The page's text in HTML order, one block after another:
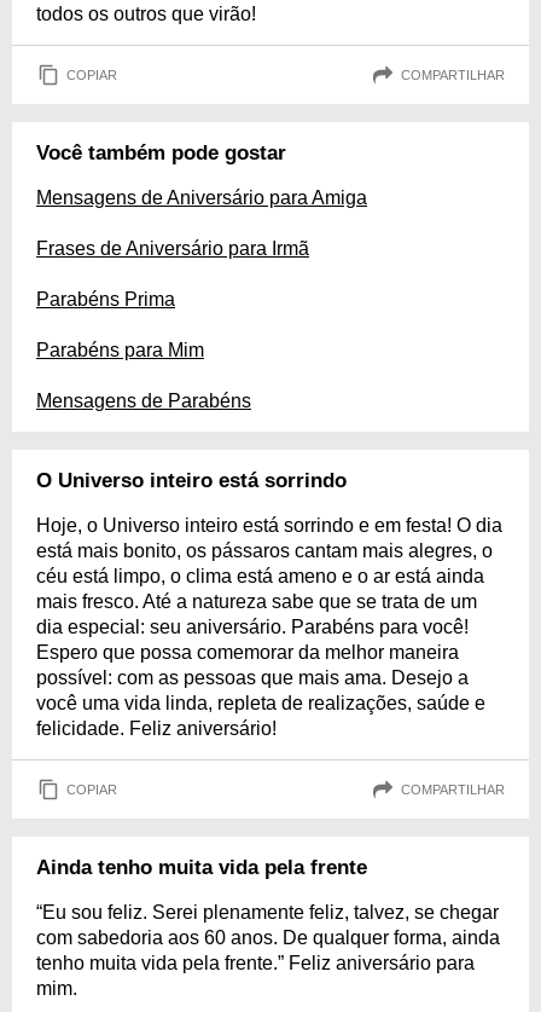
todos os outros que virão!
COPIAR COMPARTILHAR
Você também pode gostar
Mensagens de Aniversário para Amiga
Frases de Aniversário para Irmã
Parabéns Prima
Parabéns para Mim
Mensagens de Parabéns
O Universo inteiro está sorrindo
Hoje, o Universo inteiro está sorrindo e em festa! O dia
está mais bonito, os pássaros cantam mais alegres, o
céu está limpo, o clima está ameno e o ar está ainda
mais fresco. Até a natureza sabe que se trata de um
dia especial: seu aniversário. Parabéns para você!
Espero que possa comemorar da melhor maneira
possível: com as pessoas que mais ama. Desejo a
você uma vida linda, repleta de realizações, saúde e
felicidade. Feliz aniversário!
COPIAR COMPARTILHAR
Ainda tenho muita vida pela frente
“Eu sou feliz. Serei plenamente feliz, talvez, se chegar
com sabedoria aos 60 anos. De qualquer forma, ainda
tenho muita vida pela frente.” Feliz aniversário para
mim.